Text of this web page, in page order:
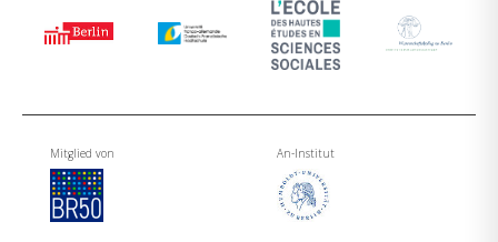
Mitglied von An-Institut